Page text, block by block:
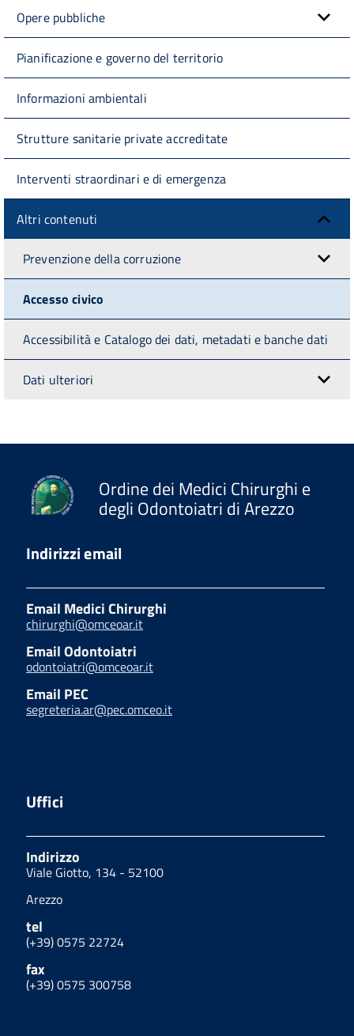
Opere pubbliche
Pianificazione e governo del territorio
Informazioni ambientali
Strutture sanitarie private accreditate
Interventi straordinari e di emergenza
Altri contenuti
Prevenzione della corruzione
Accesso civico
Accessibilità e Catalogo dei dati, metadati e banche dati
Dati ulteriori
Ordine dei Medici Chirurghi e
degli Odontoiatri di Arezzo
Indirizzi email
Email Medici Chirurghi
chirurghi@omceoar.it
Email Odontoiatri
odontoiatri@omceoar.it
Email PEC
segreteria.ar@pec.omceo.it
Uffici
Indirizzo
Viale Giotto, 134 - 52100
Arezzo
tel
(+39) 0575 22724
fax
(+39) 0575 300758